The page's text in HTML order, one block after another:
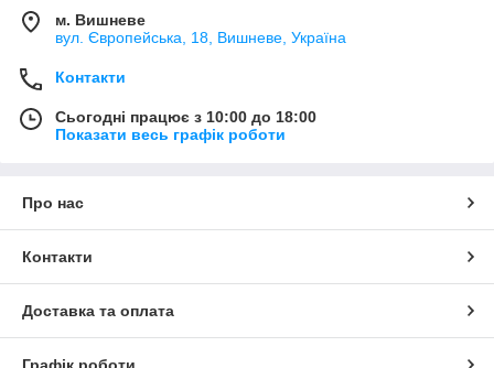
м. Вишневе
вул. Європейська, 18, Вишневе, Україна
Контакти
Сьогодні працює з 10:00 до 18:00
Показати весь графік роботи
Про нас
Контакти
Доставка та оплата